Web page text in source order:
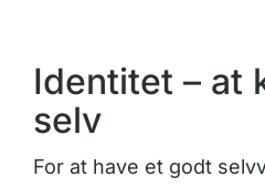
Identitet – at
selv
For at have et godt